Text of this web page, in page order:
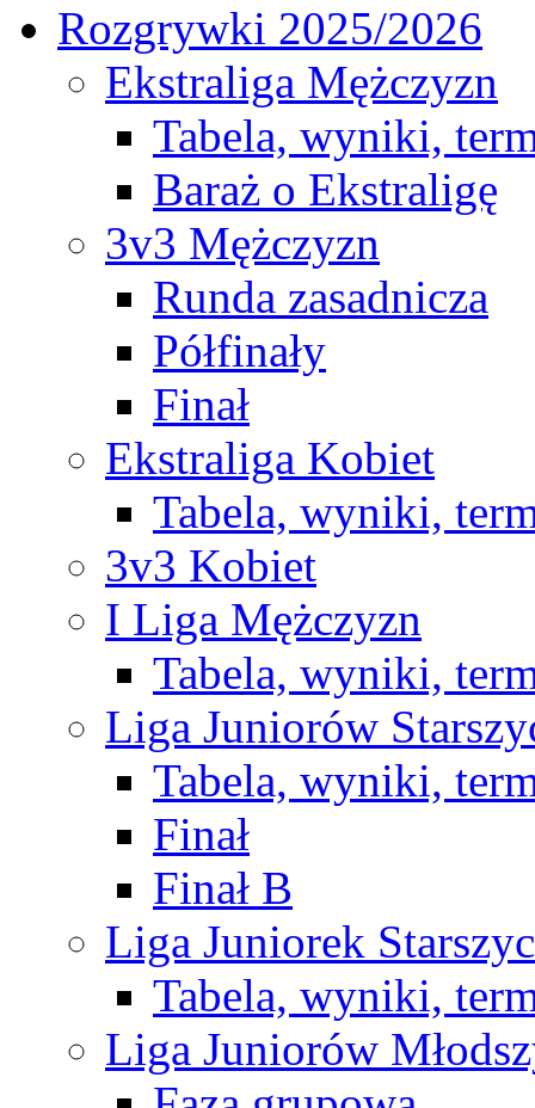
Rozgrywki 2025/2026
Ekstraliga Mężczyzn
Tabela, wyniki,
Baraż o Ekstraligę
3v3 Mężczyzn
Runda zasadnicza
Półfinały
Finał
Ekstraliga Kobiet
Tabela, wyniki,
3v3 Kobiet
I Liga Mężczyzn
Tabela, wyniki,
Liga Juniorów
Tabela, wyniki,
Finał
Finał B
Liga Juniorek
Tabela, wyniki,
Liga Juniorów